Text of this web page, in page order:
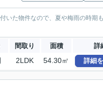
いた物件なので、夏や梅雨の時期
間取り 面積 詳
2LDK 54.30㎡ 詳細